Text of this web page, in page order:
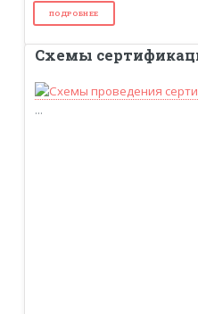
ПОДРОБНЕЕ
Схемы
...